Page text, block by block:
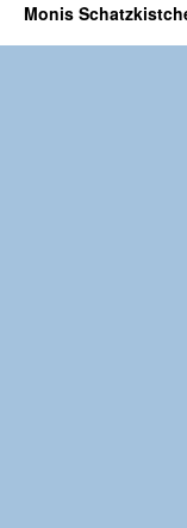
Monis